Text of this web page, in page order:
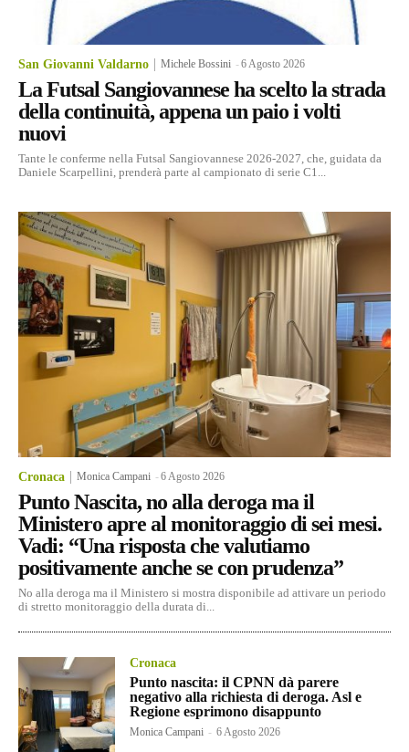
San Giovanni Valdarno Michele Bossini -6 Agosto 2026
La Futsal Sangiovannese ha scelto la strada
della continuità, appena un paio i volti
nuovi
Tante le conferme nella Futsal Sangiovannese 2026-2027, che, guidata da
Daniele Scarpellini, prenderà parte al campionato di serie C1...
Cronaca Monica Campani -6 Agosto 2026
Punto Nascita, no alla deroga ma il
Ministero apre al monitoraggio di sei mesi.
Vadi: “Una risposta che valutiamo
positivamente anche se con prudenza”
No alla deroga ma il Ministero si mostra disponibile ad attivare un periodo
di stretto monitoraggio della durata di...
Cronaca
Punto nascita: il CPNN dà parere
negativo alla richiesta di deroga. Asl e
Regione esprimono disappunto
Monica Campani - 6 Agosto 2026